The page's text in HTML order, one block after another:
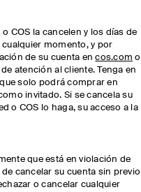
COS la cancelen y los días de
cualquier momento, y por
de su cuenta encos.com o
atención al cliente. Tenga en
solo podrá comprar en
invitado. Si se cancela su
o COS lo haga, su acceso a la
que está en violación de
cancelar su cuenta sin previo
o cancelar cualquier